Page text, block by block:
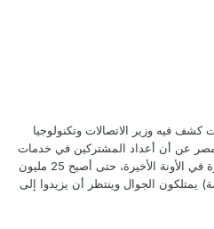
فيه وزير الاتصالات وتكنولوجيا
عن أن أعداد المشتركين في خدمات
الجوال ارتفعت في مصر بنسب كبيرة في الأونة الأخيرة، حتى أصبح 25 مليون
مليون نسمة) يمتلكون الجوال وينتظر أن يزيدوا إلى